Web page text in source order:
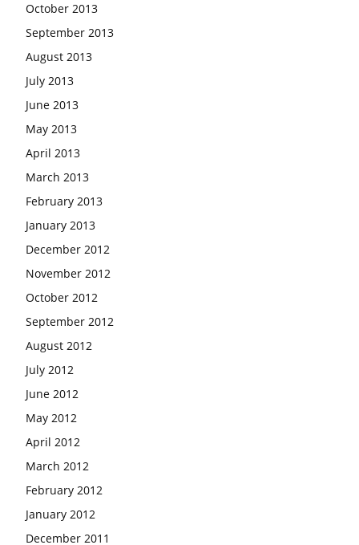
October 2013
September 2013
August 2013
July 2013
June 2013
May 2013
April 2013
March 2013
February 2013
January 2013
December 2012
November 2012
October 2012
September 2012
August 2012
July 2012
June 2012
May 2012
April 2012
March 2012
February 2012
January 2012
December 2011